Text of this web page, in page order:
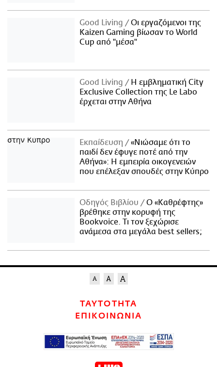
Good Living
Οι εργαζόμενοι της
Kaizen Gaming βίωσαν το World
Cup από "μέσα"
Good Living
Η εμβληματική City
Exclusive Collection της Le Labo
έρχεται στην Αθήνα
Εκπαίδευση
«Νιώσαμε ότι το
παιδί δεν έφυγε ποτέ από την
Αθήνα»: Η εμπειρία οικογενειών
που επέλεξαν σπουδές στην Κύπρο
Οδηγός Βιβλίου
Ο «Καθρέφτης»
βρέθηκε στην κορυφή της
Bookvoice. Τι τον ξεχώρισε
ανάμεσα στα μεγάλα best sellers;
ΤΑΥΤΟΤΗΤΑ
ΕΠΙΚΟΙΝΩΝΙΑ